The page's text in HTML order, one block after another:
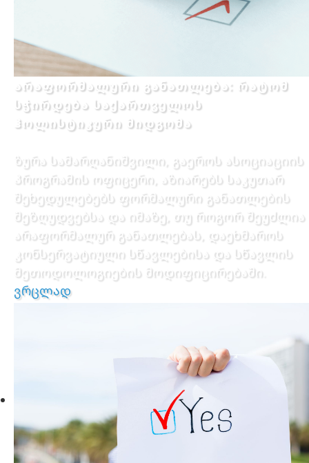
არაფორმალური განათლება: რატომ
სჭირდება საქართველოს
ჰოლისტიკური მიდგომა
ზურა სამარღანიშვილი, გაეროს ასოციაციის
პროგრამის ოფიცერი, აზიარებს საკუთარ
შეხედულებებს ფორმალური განათლების
შეზღუდვებსა და იმაზე, თუ როგორ შეუძლია
არაფორმალურ განათლებას, დაეხმაროს
კონსერვატიული სწავლებისა და სწავლის
მეთოდოლოგიების მოდიფიცირებაში.
ვრცლად